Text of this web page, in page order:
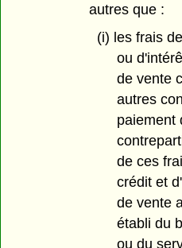
autres que :
(i) les frais
ou
de vente
autres
paiement
de ces
crédit et
de vente
établi du
ou du